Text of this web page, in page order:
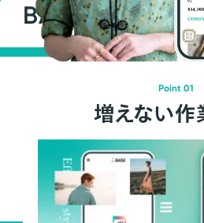
BASEが強い3
Point 01
増えない作